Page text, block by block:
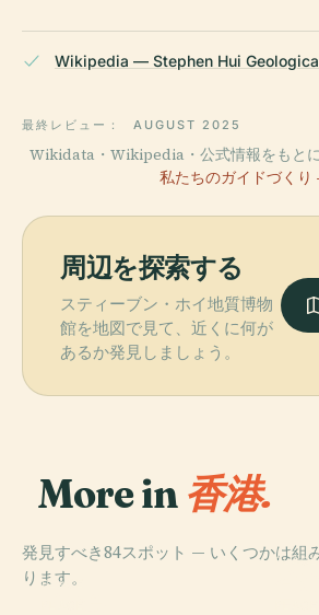
Wikipedia — Stephen Hui
最終レビュー： AUGUST 2025
Wikidata・Wikipedia・公式情報をもとに
私たちのガイドづく
周辺を探索する
スティーブン・ホイ地質博物
館を地図で見て、近くに何が
あるか発見しましょう。
More in 香港.
発見すべき84スポット — いくつかは組
ります。
PLACE
PLACE